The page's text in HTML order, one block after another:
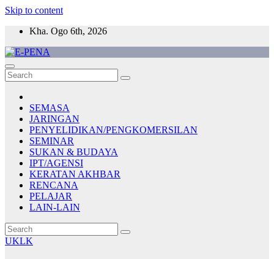
Skip to content
Kha. Ogo 6th, 2026
E-PENA
Berita Digital Terkini
SEMASA
JARINGAN
PENYELIDIKAN/PENGKOMERSILAN
SEMINAR
SUKAN & BUDAYA
IPT/AGENSI
KERATAN AKHBAR
RENCANA
PELAJAR
LAIN-LAIN
UKLK